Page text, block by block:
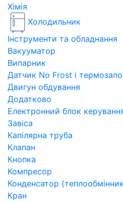
Хімія
Холодильник
Інструменти та обладнання
Вакууматор
Випарник
Датчик No Frost і
Двигун обдування
Додатково
Електронний блок
Завіса
Капілярна труба
Клапан
Кнопка
Компресор
Конденсатор
Кран